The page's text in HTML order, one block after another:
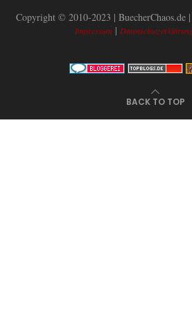
Copyright © 2010-2023 | BuecherChaos.de
Impressum |
BACK TO TOP